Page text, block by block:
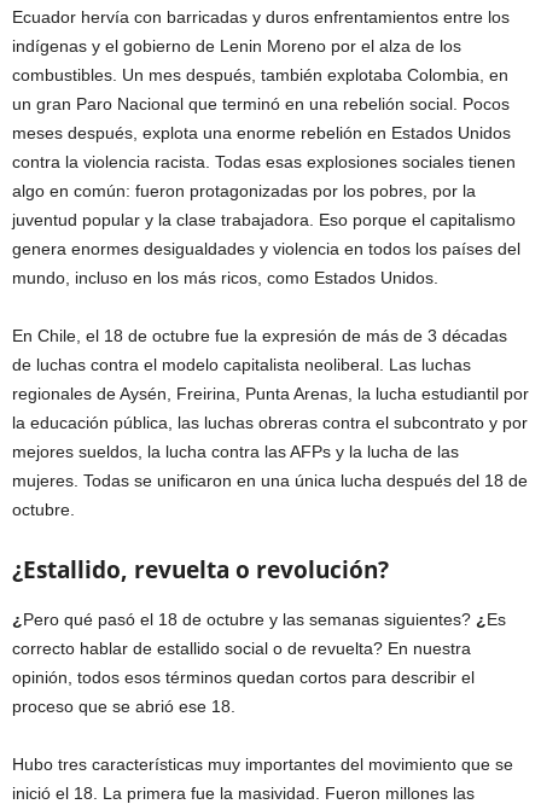
Ecuador hervía con barricadas y duros enfrentamientos entre los
indígenas y el gobierno de Lenin Moreno por el alza de los
combustibles. Un mes después, también explotaba Colombia, en
un gran Paro Nacional que terminó en una rebelión social. Pocos
meses después, explota una enorme rebelión en Estados Unidos
contra la violencia racista. Todas esas explosiones sociales tienen
algo en común: fueron protagonizadas por los pobres, por la
juventud popular y la clase trabajadora. Eso porque el capitalismo
genera enormes desigualdades y violencia en todos los países del
mundo, incluso en los más ricos, como Estados Unidos.
En Chile, el 18 de octubre fue la expresión de más de 3 décadas
de luchas contra el modelo capitalista neoliberal. Las luchas
regionales de Aysén, Freirina, Punta Arenas, la lucha estudiantil por
la educación pública, las luchas obreras contra el subcontrato y por
mejores sueldos, la lucha contra las AFPs y la lucha de las
mujeres. Todas se unificaron en una única lucha después del 18 de
octubre.
¿Estallido, revuelta o revolución?
¿ Pero qué pasó el 18 de octubre y las semanas siguientes? ¿ Es
correcto hablar de estallido social o de revuelta? En nuestra
opinión, todos esos términos quedan cortos para describir el
proceso que se abrió ese 18.
Hubo tres características muy importantes del movimiento que se
inició el 18. La primera fue la masividad. Fueron millones las